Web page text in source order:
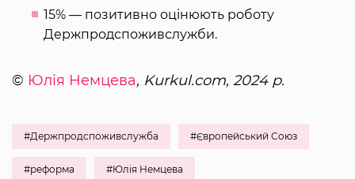
15% — позитивно оцінюють роботу
Держпродспоживслужби.
© Юлія Немцева, Kurkul.com, 2024 р.
#Держпродспоживслужба #Європейський Союз
#реформа #Юлія Немцева